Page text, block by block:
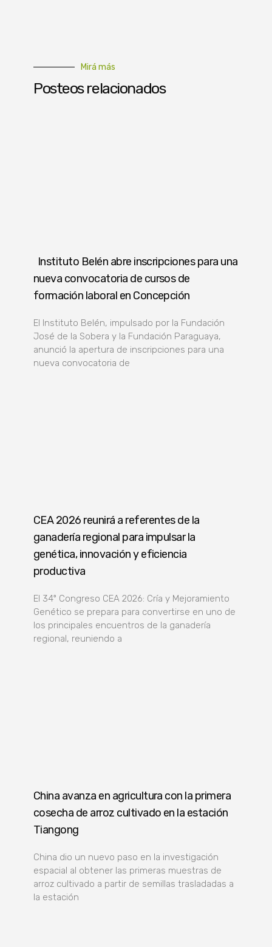
Mirá más
Posteos relacionados
Instituto Belén abre inscripciones para una
nueva convocatoria de cursos de
formación laboral en Concepción
El Instituto Belén, impulsado por la Fundación
José de la Sobera y la Fundación Paraguaya,
anunció la apertura de inscripciones para una
nueva convocatoria de
CEA 2026 reunirá a referentes de la
ganadería regional para impulsar la
genética, innovación y eficiencia
productiva
El 34º Congreso CEA 2026: Cría y Mejoramiento
Genético se prepara para convertirse en uno de
los principales encuentros de la ganadería
regional, reuniendo a
China avanza en agricultura con la primera
cosecha de arroz cultivado en la estación
Tiangong
China dio un nuevo paso en la investigación
espacial al obtener las primeras muestras de
arroz cultivado a partir de semillas trasladadas a
la estación